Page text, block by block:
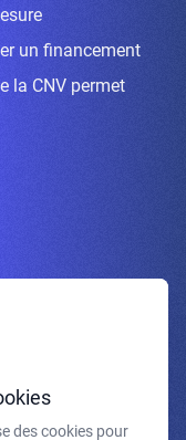
un financement
la CNV permet
des cookies pour